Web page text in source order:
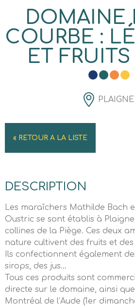
DOMAINE
COURBE :
ET
PLAIGNE
« RETOUR A LA LISTE
DESCRIPTION
Les maraîchers Mathilde Bach
Oustric se sont établis à
collines de la Piège. Ces deux
nature cultivent des fruits et des
Ils confectionnent également
sirops, des jus…
Tous ces produits sont
directe sur le domaine, ainsi
Montréal de l’Aude (1er